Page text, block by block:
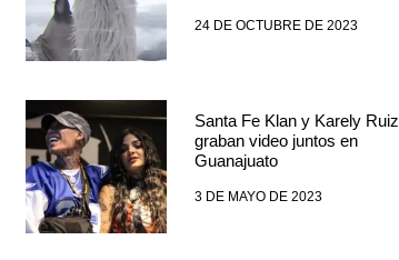
24 DE OCTUBRE DE 2023
Santa Fe Klan y Karely Ruiz
graban video juntos en
Guanajuato
3 DE MAYO DE 2023